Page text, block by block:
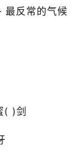
反常的气候
)剑